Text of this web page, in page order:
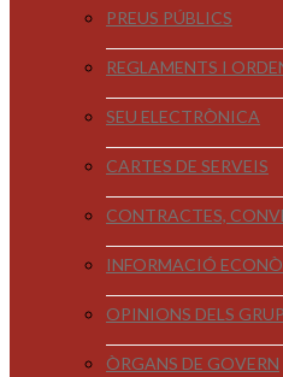
PREUS PÚBLICS
REGLAMENTS I
SEU ELECTRÒNICA
CARTES DE SERVEIS
CONTRACTES,
INFORMACIÓ
OPINIONS DELS
ÒRGANS DE GOVERN